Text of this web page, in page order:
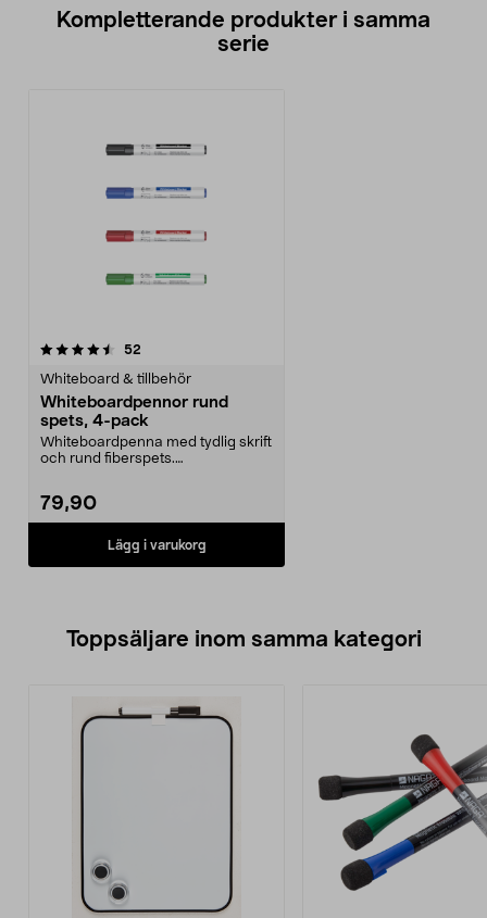
Kompletterande produkter i samma
serie
52
Whiteboard & tillbehör
Whiteboardpennor rund
spets, 4-pack
Whiteboardpenna med tydlig skrift
och rund fiberspets.
79,90
Lägg i varukorg
Toppsäljare inom samma kategori